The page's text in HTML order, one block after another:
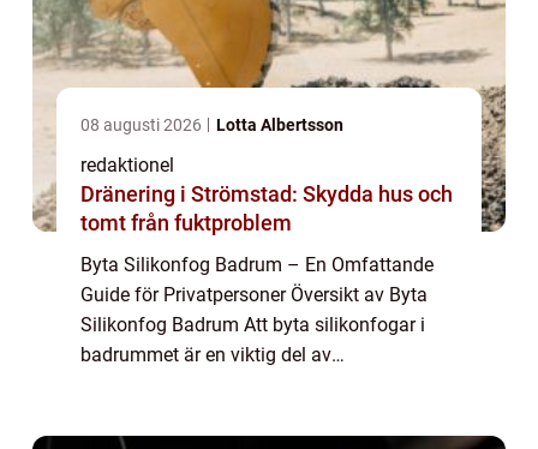
08 augusti 2026 Lotta Albertsson
redaktionel
Dränering i Strömstad: Skydda hus och
tomt från fuktproblem
Byta Silikonfog Badrum – En Omfattande
Guide för Privatpersoner Översikt av Byta
Silikonfog Badrum Att byta silikonfogar i
badrummet är en viktig del av